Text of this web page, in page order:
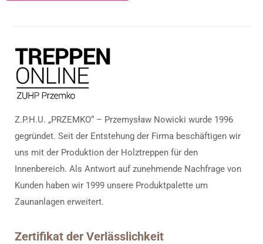
Z.P.H.U. „PRZEMKO“ – Przemysław Nowicki wurde 1996
gegründet. Seit der Entstehung der Firma beschäftigen wir
uns mit der Produktion der Holztreppen für den
Innenbereich. Als Antwort auf zunehmende Nachfrage von
Kunden haben wir 1999 unsere Produktpalette um
Zaunanlagen erweitert.
Zertifikat der Verlässlichkeit